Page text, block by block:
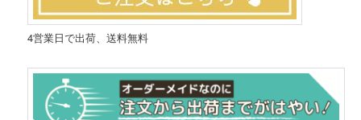
4営業日で出荷、送料無料